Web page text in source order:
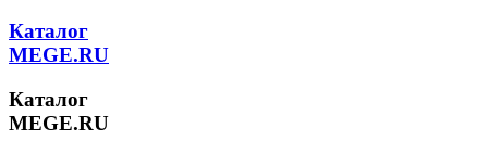
Каталог
MEGE.RU
Каталог
MEGE.RU